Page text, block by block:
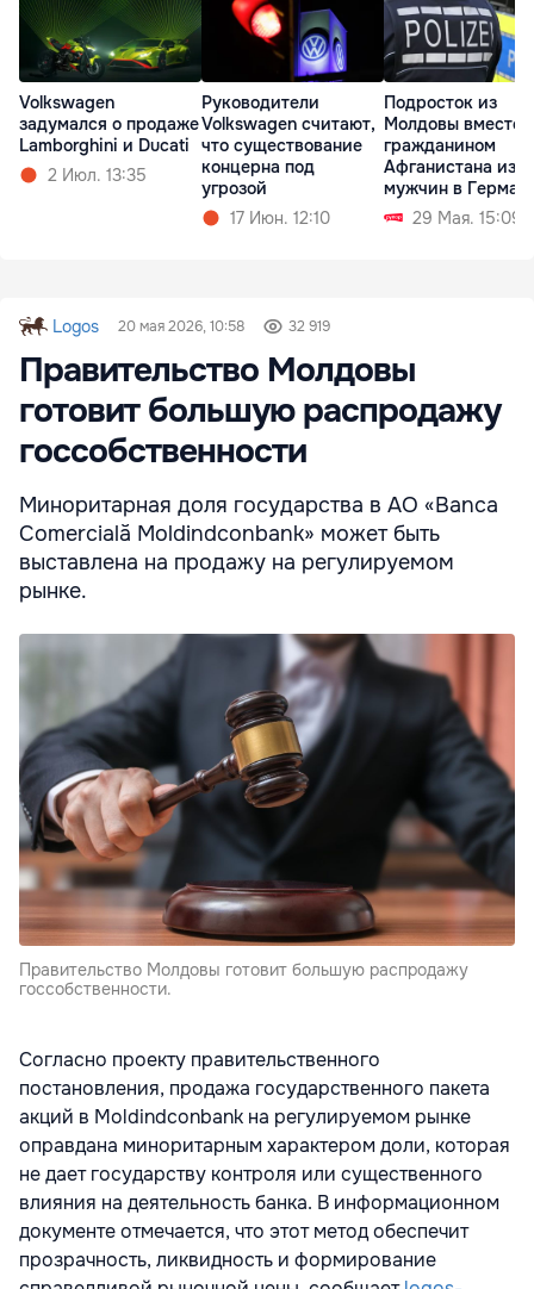
Volkswagen
задумался о продаже
Lamborghini и Ducati
2 Июл. 13:35
Руководители
Volkswagen считают,
что существование
концерна под
угрозой
17 Июн. 12:10
Подросток из
Молдовы вместе
гражданином
Афганистана
мужчин в
29 Мая. 15:09
Logos 20 мая 2026, 10:58 32 919
Правительство Молдовы
готовит большую распродажу
госсобственности
Миноритарная доля государства в АО «Banca
Comercială Moldindconbank» может быть
выставлена ​​на продажу на регулируемом
рынке.
Правительство Молдовы готовит большую распродажу
госсобственности.
Согласно проекту правительственного
постановления, продажа государственного пакета
акций в Moldindconbank на регулируемом рынке
оправдана миноритарным характером доли, которая
не дает государству контроля или существенного
влияния на деятельность банка. В информационном
документе отмечается, что этот метод обеспечит
прозрачность, ликвидность и формирование